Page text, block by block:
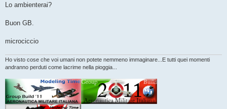
Lo ambienterai?
Buon GB.
microciccio
Ho visto cose che voi umani non potete nemmeno immaginare...E tutti quei momenti
andranno perduti come lacrime nella pioggia...